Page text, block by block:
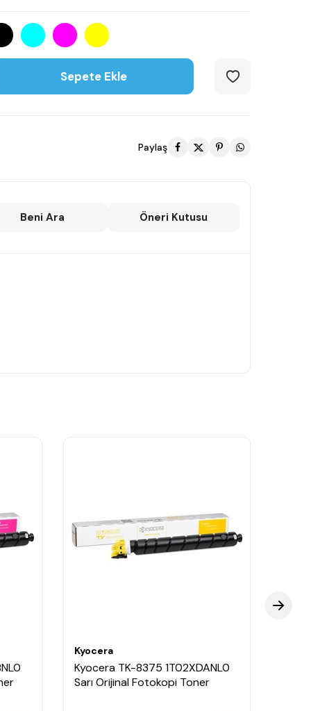
Sepete Ekle
Paylaş
Beni Ara Öneri Kutusu
Kyocera
Kyocera TK-8375 1T02XDANL0
Sarı Orijinal Fotokopi Toner